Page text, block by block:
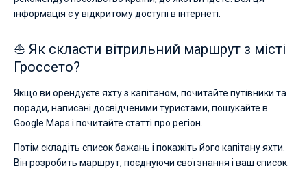
інформація є у відкритому доступі в інтернеті.
⛵ Як скласти вітрильний маршрут з місті
Гроссето?
Якщо ви орендуєте яхту з капітаном, почитайте путівники та
поради, написані досвідченими туристами, пошукайте в
Google Maps і почитайте статті про регіон.
Потім складіть список бажань і покажіть його капітану яхти.
Він розробить маршрут, поєднуючи свої знання і ваш список.